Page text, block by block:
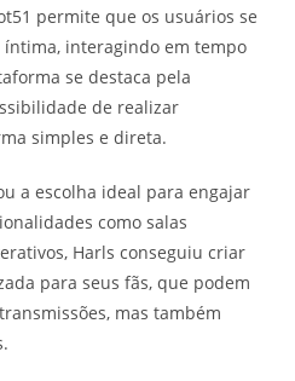
permite que os usuários se
interagindo em tempo
se destaca pela
de realizar
simples e direta.
a escolha ideal para engajar
como salas
Harls conseguiu criar
para seus fãs, que podem
mas também